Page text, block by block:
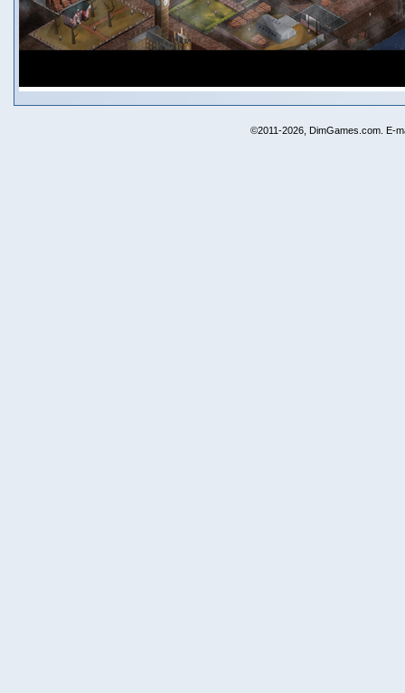
©2011-2026, DimGames.com. E-